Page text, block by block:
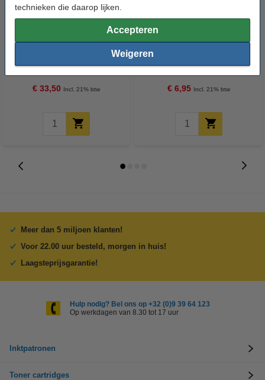
technieken die daarop lijken.
Accepteren
Weigeren
€ 33,50 Incl. 21% btw € 6,95 Incl. 21% btw
Meer dan 5 miljoen klanten!
Voor 22.00 uur besteld, morgen in huis!
Laagsteprijsgarantie!
Hulp nodig? Bel ons op +32 (0)9 39 64 123
Op werkdagen van 8.30 tot 17 uur
Inktpatronen
Toner cartridges